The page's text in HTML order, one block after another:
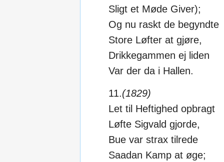
Sligt et Møde Giver);
Og nu raskt de begyndte
Store Løfter at gjøre,
Drikkegammen ej liden
Var der da i Hallen.
11.(1829)
Let til Heftighed opbragt
Løfte Sigvald gjorde,
Bue var strax tilrede
Saadan Kamp at øge;